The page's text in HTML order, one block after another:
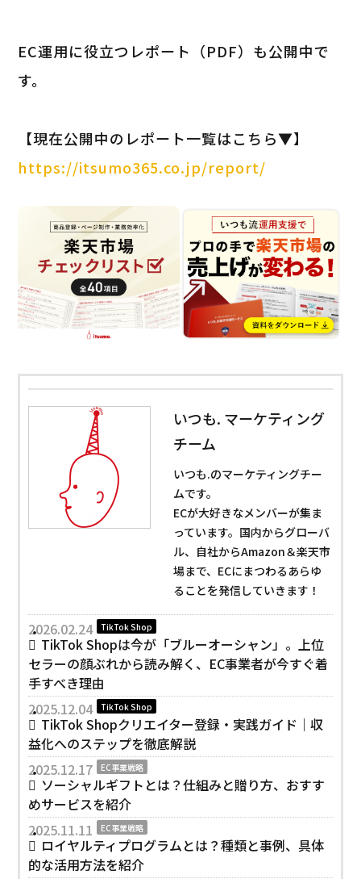
EC運用に役立つレポート（PDF）も公開中で
す。
【現在公開中のレポート一覧はこちら▼】
https://itsumo365.co.jp/report/
いつも. マーケティング
チーム
いつも.のマーケティングチー
ムです。
ECが大好きなメンバーが集ま
っています。国内からグローバ
ル、自社からAmazon＆楽天市
場まで、ECにまつわるあらゆ
ることを発信していきます！
2026.02.24 TikTok Shop
TikTok Shopは今が「ブルーオーシャン」。上位
セラーの顔ぶれから読み解く、EC事業者が今すぐ着
手すべき理由
2025.12.04
TikTok Shop
TikTok Shopクリエイター登録・実践ガイド｜収
益化へのステップを徹底解説
2025.12.17
EC事業戦略
ソーシャルギフトとは？仕組みと贈り方、おすす
めサービスを紹介
2025.11.11
EC事業戦略
ロイヤルティプログラムとは？種類と事例、具体
的な活用方法を紹介